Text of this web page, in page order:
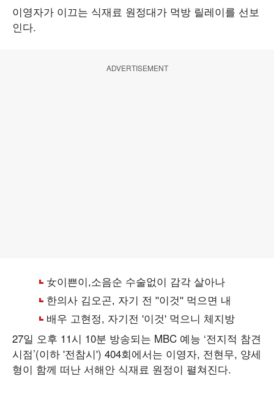
이영자가 이끄는 식재료 원정대가 먹방 릴레이를 선보
인다.
ADVERTISEMENT
27일 오후 11시 10분 방송되는 MBC 예능 ‘전지적 참견
시점’(이하 '전참시') 404회에서는 이영자, 전현무, 양세
형이 함께 떠난 서해안 식재료 원정이 펼쳐진다.